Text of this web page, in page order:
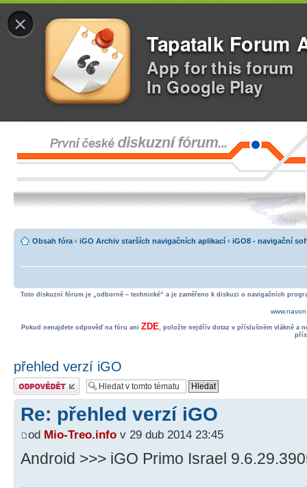
×
Tapatalk Forum
App for this forum
In Google Play
Obsah fóra ‹ iGO Archiv starších navigačních aplikací ‹ iGO8 - navigační
Toto diskuzní fórum je „odborně – technické“ a je zaměřeno k diskuzi o navigačních
Pokud nenajdete odpověď na fóru ani ZDE, položte nejdřív dotaz v příslušném vlákně a
přehled verzí iGO
Odeslat odpověď
Re: přehled verzí iGO
od Mio-Treo.info v 29 dub 2014 23:45
Android >>> iGO Primo Israel